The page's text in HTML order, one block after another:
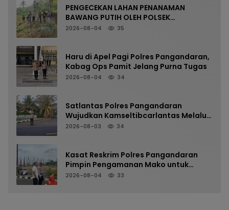
PENGECEKAN LAHAN PENANAMAN
BAWANG PUTIH OLEH POLSEK
LANGKAPLANCAR DUKUNG PROGRAM
2026-08-04 35
Haru di Apel Pagi Polres Pangandaran,
Kabag Ops Pamit Jelang Purna Tugas
2026-08-04 34
Satlantas Polres Pangandaran
Wujudkan Kamseltibcarlantas Melalui
Pelayanan Arus Pagi
2026-08-03 34
Kasat Reskrim Polres Pangandaran
Pimpin Pengamanan Mako untuk
Perkuat Kesiapsiagaan Personel
2026-08-04 33